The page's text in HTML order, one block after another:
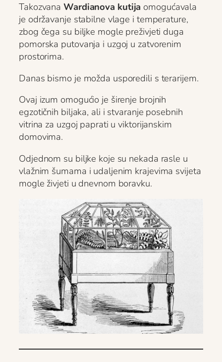
Takozvana Wardianova kutija omogućavala
je održavanje stabilne vlage i temperature,
zbog čega su biljke mogle preživjeti duga
pomorska putovanja i uzgoj u zatvorenim
prostorima.
Danas bismo je možda usporedili s terarijem.
Ovaj izum omogućio je širenje brojnih
egzotičnih biljaka, ali i stvaranje posebnih
vitrina za uzgoj paprati u viktorijanskim
domovima.
Odjednom su biljke koje su nekada rasle u
vlažnim šumama i udaljenim krajevima svijeta
mogle živjeti u dnevnom boravku.